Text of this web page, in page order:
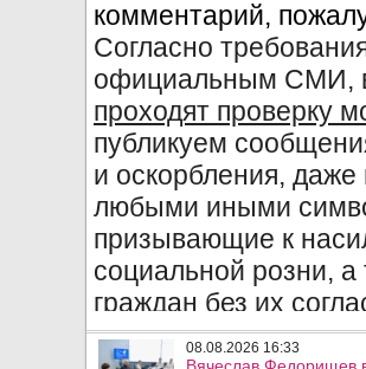
08.08.2026 16:33